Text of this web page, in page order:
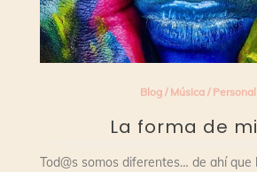
Blog / Música / Personal
La forma de
Tod@s somos diferentes… de ahí que